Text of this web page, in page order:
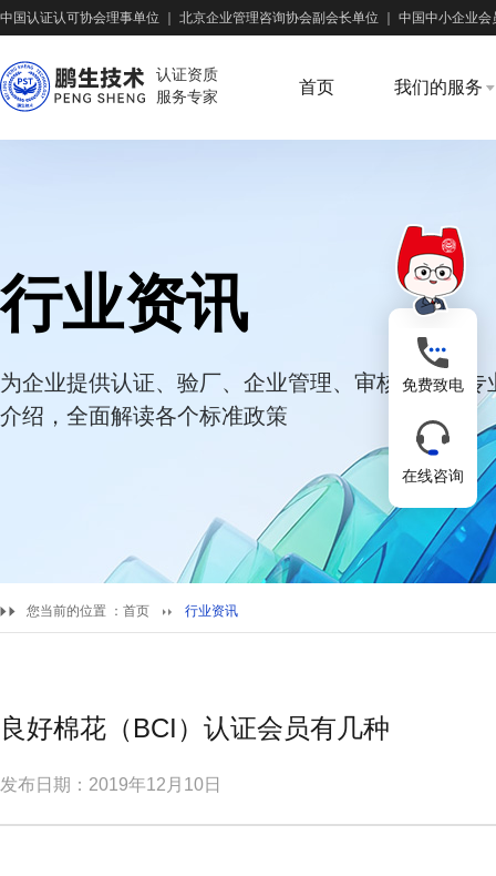
中国认证认可协会理事单位 北京企业管理咨询协会副会长单位 中国中小企业会
认证资质
服务专家
首页 我们的服务
行业资讯
为企业提供认证、验厂、企业管理、审核培训等专
介绍，全面解读各个标准政策
您当前的位置 ： 首页 行业资讯
良好棉花（BCI）认证会员有几种
发布日期：2019年12月10日
免费致电
在线咨询